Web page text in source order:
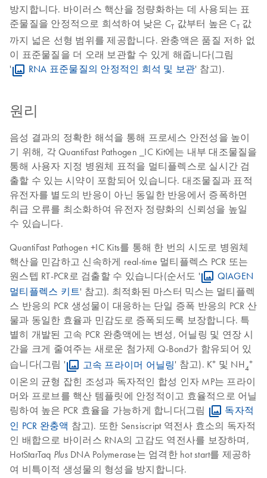
방지합니다. 바이러스 핵산을 정량화하는 데 사용되는 표
준물질을 안정적으로 희석하여 낮은 CT 값부터 높은 CT 값
까지 넓은 선형 범위를 제공합니다. 완충액은 품질 저하 없
이 표준물질을 더 오래 보관할 수 있게 해줍니다(그림
'
RNA 표준물질의 안정적인 희석 및 보관' 참고).
원리
음성 결과의 정확한 해석을 통해 프로세스 안전성을 높이
기 위해, 각 QuantiFast Pathogen _IC Kit에는 내부 대조물질을
통해 사용자 지정 병원체 표적을 멀티플렉스로 실시간 검
출할 수 있는 시약이 포함되어 있습니다. 대조물질과 표적
유전자를 별도의 반응이 아닌 동일한 반응에서 증폭하면
취급 오류를 최소화하여 유전자 정량화의 신뢰성을 높일
수 있습니다.
QuantiFast Pathogen +IC Kits를 통해 한 번의 시도로 병원체
핵산을 민감하고 신속하게 real-time 멀티플렉스 PCR 또는
원스텝 RT-PCR로 검출할 수 있습니다(순서도 '
QIAGEN
멀티플렉스 키트' 참고). 최적화된 마스터 믹스는 멀티플렉
스 반응의 PCR 생성물이 대응하는 단일 증폭 반응의 PCR 산
물과 동일한 효율과 민감도로 증폭되도록 보장합니다. 특
별히 개발된 고속 PCR 완충액에는 변성, 어닐링 및 연장 시
간을 크게 줄여주는 새로운 첨가제 Q-Bond가 함유되어 있
습니다(그림 '
고속 프라이머 어닐링' 참고). K+ 및 NH4
+
이온의 균형 잡힌 조성과 독자적인 합성 인자 MP는 프라이
머와 프로브를 핵산 템플릿에 안정적이고 효율적으로 어닐
링하여 높은 PCR 효율을 가능하게 합니다(그림
독자적
인 PCR 완충액 참고). 또한 Sensiscript 역전사 효소의 독자적
인 배합으로 바이러스 RNA의 고감도 역전사를 보장하며,
HotStarTaq PlusDNA Polymerase는 엄격한 hot start를 제공하
여 비특이적 생성물의 형성을 방지합니다.